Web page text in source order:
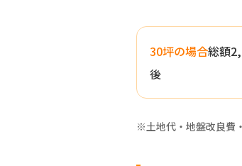
30坪の場合総額
後
※土地代・地盤改良費